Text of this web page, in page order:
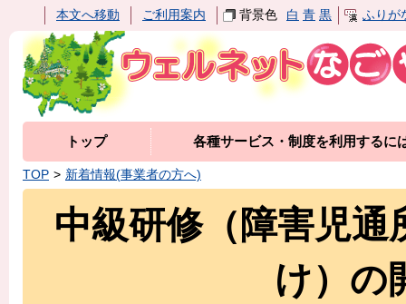
本文へ移動 ご利用案内 背景色 白 青 黒 ふりが
トップ 各種サービス・制度を利用するに
TOP 新着情報(事業者の方へ)
中級研修（障害児通
け）の